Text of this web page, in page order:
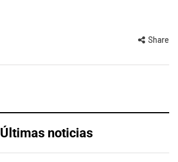
Share
Últimas noticias